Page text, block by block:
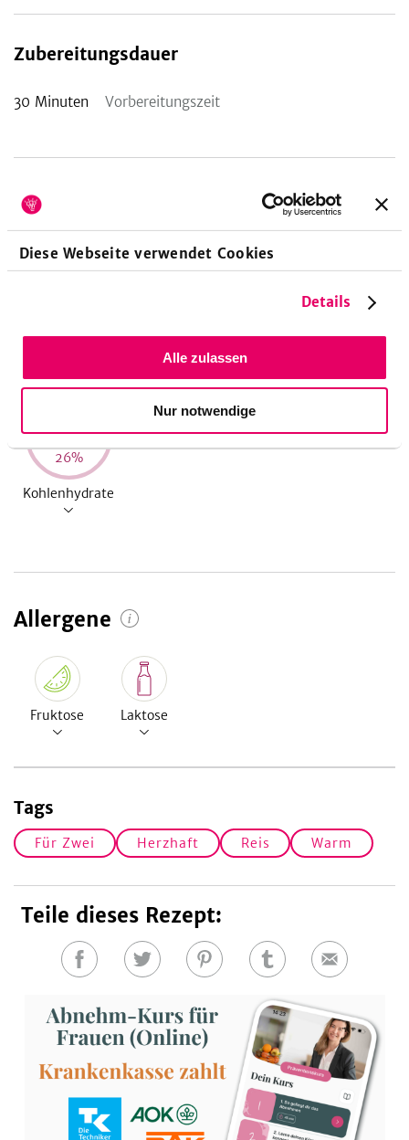
Diese Webseite verwendet Cookies
Details
Alle zulassen
Nur notwendige
Zubereitungsdauer
30 Minuten Vorbereitungszeit
Nährwerte pro Portion
397
Energie
14
Eiweiß
7,1
Fett
26%
Kohlenhydrate
Allergene
Fruktose Laktose
Tags
Für Zwei Herzhaft Reis Warm
Teile dieses Rezept:
Auf
teilen
Auf
teilen
Auf
teilen
Auf
teilen
E-